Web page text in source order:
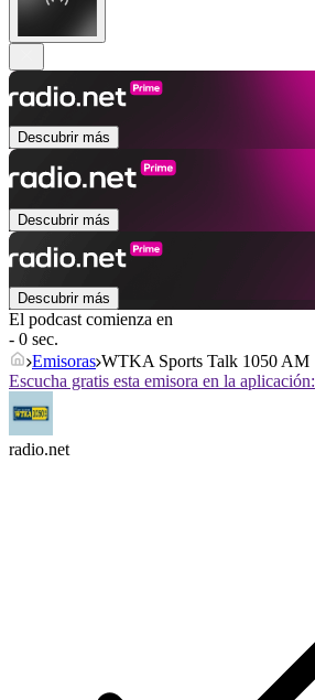
Descubrir más
Descubrir más
Descubrir más
El podcast comienza en
- 0 sec.
Emisoras WTKA Sports Talk 1050 AM
Escucha gratis esta emisora en la aplicación:
radio.net